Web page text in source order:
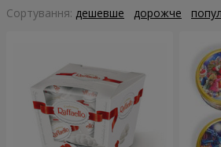
Сортування: дешевше дорожче